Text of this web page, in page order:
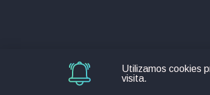
Copyright © 2026Soft4Care
Utilizamos cookies
visita.